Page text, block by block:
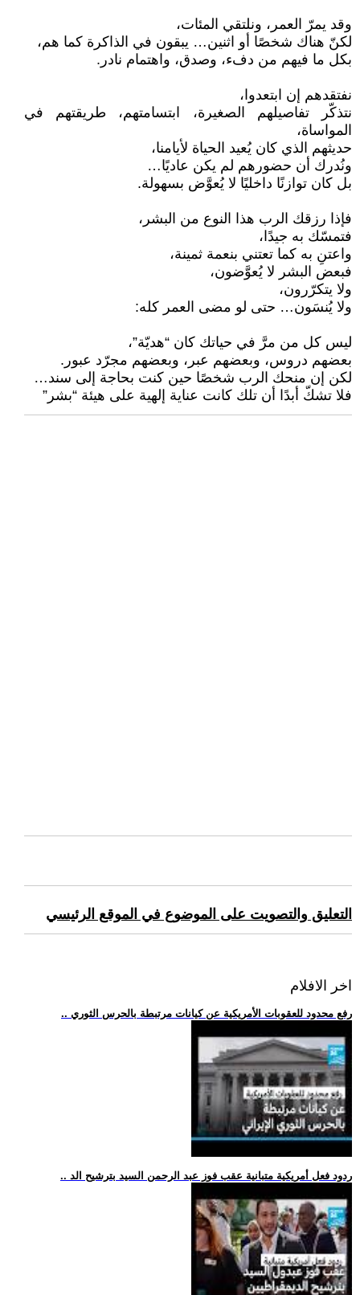
وقد يمرّ العمر، ونلتقي المئات،
لكنّ هناك شخصًا أو اثنين… يبقون في الذاكرة كما هم،
بكل ما فيهم من دفء، وصدق، واهتمام نادر.
نفتقدهم إن ابتعدوا،
نتذكّر تفاصيلهم الصغيرة، ابتسامتهم، طريقتهم في
المواساة،
حديثهم الذي كان يُعيد الحياة لأيامنا،
ونُدرك أن حضورهم لم يكن عاديًا…
بل كان توازنًا داخليًا لا يُعوَّض بسهولة.
فإذا رزقك الرب هذا النوع من البشر،
فتمسّك به جيدًا،
واعتنِ به كما تعتني بنعمة ثمينة،
فبعض البشر لا يُعوَّضون،
ولا يتكرّرون،
ولا يُنسَون… حتى لو مضى العمر كله:
ليس كل من مرَّ في حياتك كان “هديّة”،
بعضهم دروس، وبعضهم عبر، وبعضهم مجرّد عبور.
لكن إن منحك الرب شخصًا حين كنت بحاجة إلى سند…
فلا تشكّ أبدًا أن تلك كانت عناية إلهية على هيئة “بشر”
التعليق والتصويت على الموضوع في الموقع الرئيسي
اخر الافلام
.. رفع محدود للعقوبات الأمريكية عن كيانات مرتبطة بالحرس الثوري
.. ردود فعل أمريكية متبانية عقب فوز عبد الرحمن السيد بترشيح الد